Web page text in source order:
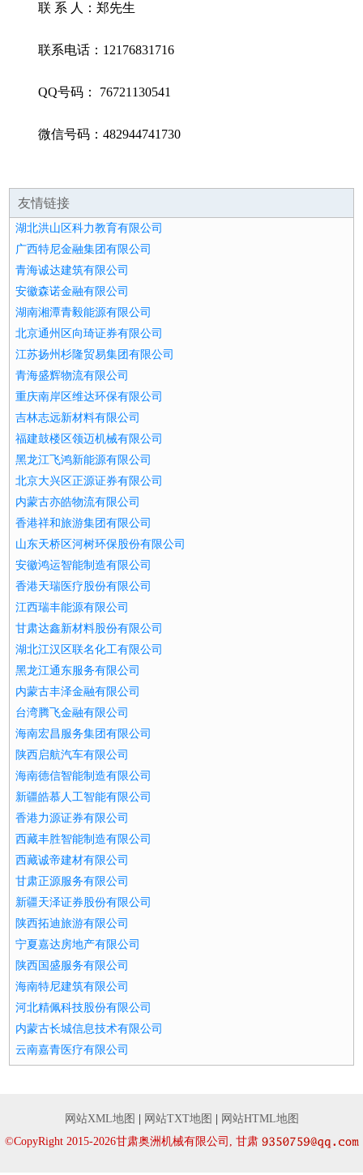
联 系 人：郑先生
联系电话：12176831716
QQ号码： 76721130541
微信号码：482944741730
友情链接
湖北洪山区科力教育有限公司
广西特尼金融集团有限公司
青海诚达建筑有限公司
安徽森诺金融有限公司
湖南湘潭青毅能源有限公司
北京通州区向琦证券有限公司
江苏扬州杉隆贸易集团有限公司
青海盛辉物流有限公司
重庆南岸区维达环保有限公司
吉林志远新材料有限公司
福建鼓楼区领迈机械有限公司
黑龙江飞鸿新能源有限公司
北京大兴区正源证券有限公司
内蒙古亦皓物流有限公司
香港祥和旅游集团有限公司
山东天桥区河树环保股份有限公司
安徽鸿运智能制造有限公司
香港天瑞医疗股份有限公司
江西瑞丰能源有限公司
甘肃达鑫新材料股份有限公司
湖北江汉区联名化工有限公司
黑龙江通东服务有限公司
内蒙古丰泽金融有限公司
台湾腾飞金融有限公司
海南宏昌服务集团有限公司
陕西启航汽车有限公司
海南德信智能制造有限公司
新疆皓慕人工智能有限公司
香港力源证券有限公司
西藏丰胜智能制造有限公司
西藏诚帝建材有限公司
甘肃正源服务有限公司
新疆天泽证券股份有限公司
陕西拓迪旅游有限公司
宁夏嘉达房地产有限公司
陕西国盛服务有限公司
海南特尼建筑有限公司
河北精佩科技股份有限公司
内蒙古长城信息技术有限公司
云南嘉青医疗有限公司
网站XML地图 网站TXT地图
网站HTML地图
©CopyRight 2015-2026甘肃奥洲机械有限公司, 甘肃